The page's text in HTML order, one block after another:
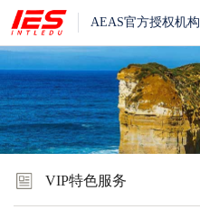
AEAS官方授权机构
VIP特色服务